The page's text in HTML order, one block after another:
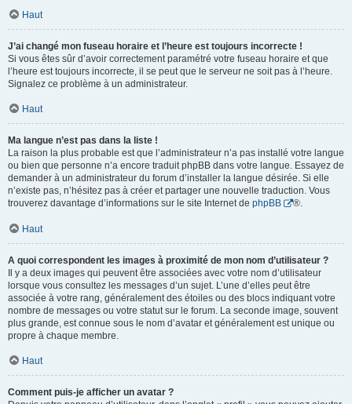
Haut
J’ai changé mon fuseau horaire et l’heure est toujours incorrecte !
Si vous êtes sûr d’avoir correctement paramétré votre fuseau horaire et que
l’heure est toujours incorrecte, il se peut que le serveur ne soit pas à l’heure.
Signalez ce problème à un administrateur.
Haut
Ma langue n’est pas dans la liste !
La raison la plus probable est que l’administrateur n’a pas installé votre langue
ou bien que personne n’a encore traduit phpBB dans votre langue. Essayez de
demander à un administrateur du forum d’installer la langue désirée. Si elle
n’existe pas, n’hésitez pas à créer et partager une nouvelle traduction. Vous
trouverez davantage d’informations sur le site Internet de phpBB ®.
Haut
A quoi correspondent les images à proximité de mon nom d’utilisateur ?
Il y a deux images qui peuvent être associées avec votre nom d’utilisateur
lorsque vous consultez les messages d’un sujet. L’une d’elles peut être
associée à votre rang, généralement des étoiles ou des blocs indiquant votre
nombre de messages ou votre statut sur le forum. La seconde image, souvent
plus grande, est connue sous le nom d’avatar et généralement est unique ou
propre à chaque membre.
Haut
Comment puis-je afficher un avatar ?